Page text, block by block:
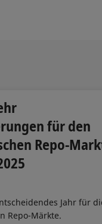
für den
Repo-
Jahr für
Repo-Märkte.